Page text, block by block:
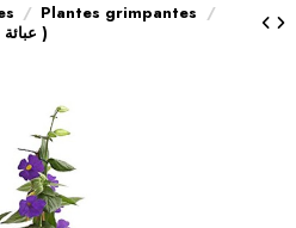
Plantes grimpantes
THUNBERGIA ERECTA ( عبائة الملك )